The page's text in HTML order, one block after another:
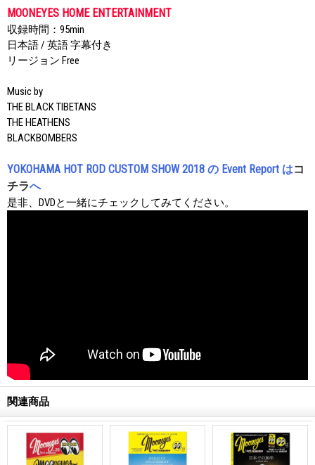
MOONEYES HOME ENTERTAINMENT
収録時間：95min
日本語 / 英語 字幕付き
リージョン Free
Music by
THE BLACK TIBETANS
THE HEATHENS
BLACKBOMBERS
YOKOHAMA HOT ROD CUSTOM SHOW 2018 の Event Report はコ
チラへ
是非、DVDと一緒にチェックしてみてください。
関連商品